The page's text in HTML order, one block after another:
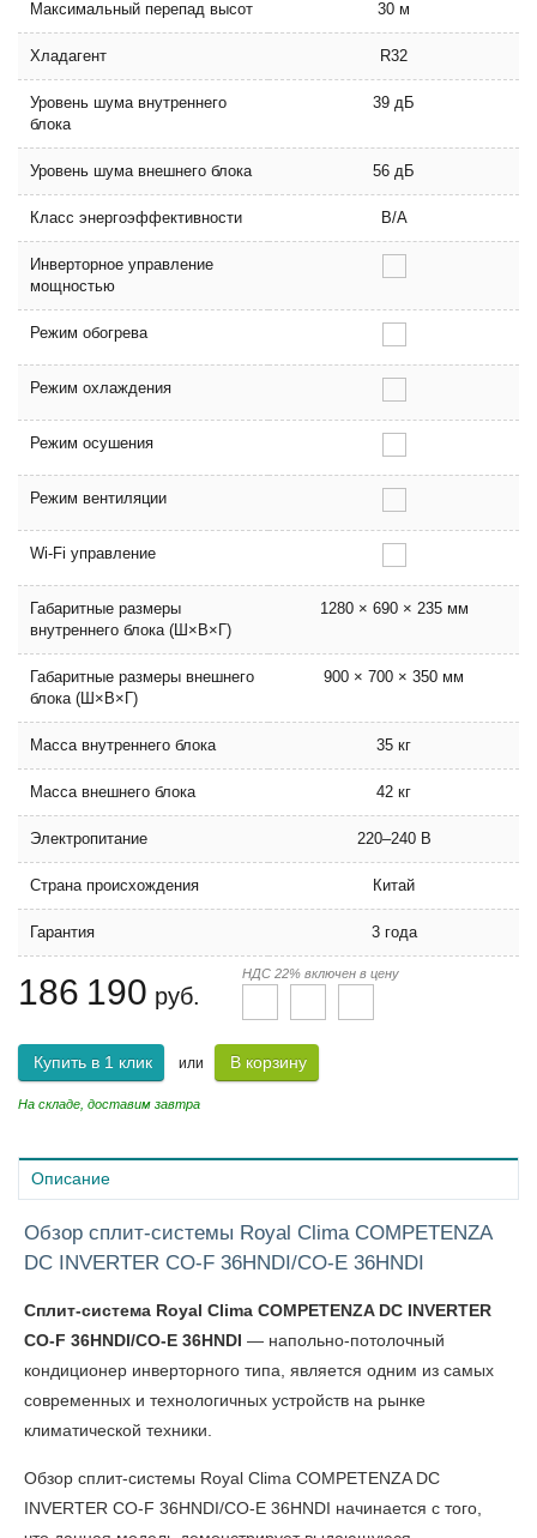
Максимальный перепад высот 30 м
Хладагент R32
Уровень шума внутреннего
блока
39 дБ
Уровень шума внешнего блока 56 дБ
Класс энергоэффективности B/A
Инверторное управление
мощностью
Режим обогрева
Режим охлаждения
Режим осушения
Режим вентиляции
Wi-Fi управление
Габаритные размеры
внутреннего блока (Ш×В×Г)
1280 × 690 × 235 мм
Габаритные размеры внешнего
блока (Ш×В×Г)
900 × 700 × 350 мм
Масса внутреннего блока 35 кг
Масса внешнего блока 42 кг
Электропитание 220–240 В
Страна происхождения Китай
Гарантия 3 года
186 190 руб.
НДС 22% включен в цену
Купить в 1 клик или В корзину
На складе, доставим завтра
Описание
Обзор сплит-системы Royal Clima COMPETENZA
DC INVERTER CO-F 36HNDI/CO-E 36HNDI
Сплит-система Royal Clima COMPETENZA DC INVERTER
CO-F 36HNDI/CO-E 36HNDI — напольно-потолочный
кондиционер инверторного типа, является одним из самых
современных и технологичных устройств на рынке
климатической техники.
Обзор сплит-системы Royal Clima COMPETENZA DC
INVERTER CO-F 36HNDI/CO-E 36HNDI начинается с того,